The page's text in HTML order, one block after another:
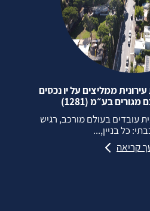
ממליצים על יו נכסים
בע״מ (1281)
עובדים בעולם מורכב, רגיש
כל בניין,...
קריאה